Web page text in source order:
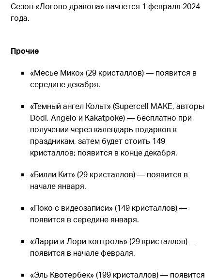
Сезон «Логово дракона» начнется 1 февраля 2024
года.
Прочие
«Месье Мико» (29 кристаллов) — появится в
середине декабря.
«Темный ангел Кольт» (Supercell MAKE, авторы
Dodi, Angelo и Kakatpoke) — бесплатно при
получении через календарь подарков к
праздникам, затем будет стоить 149
кристаллов; появится в конце декабря.
«Билли Кит» (29 кристаллов) — появится в
начале января.
«Поко с видеозаписи» (149 кристаллов) —
появится в середине января.
«Ларри и Лори контроль» (29 кристаллов) —
появится в начале февраля.
«Эль Квотербек» (199 кристаллов) — появится